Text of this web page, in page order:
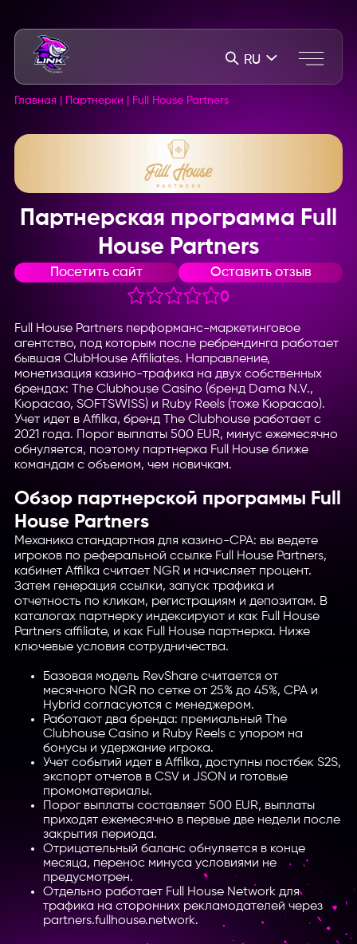
RU
Главная Партнерки Full House Partners
Партнерская программа Full
House Partners
Посетить сайт Оставить отзыв
0
Full House Partners перформанс-маркетинговое
агентство, под которым после ребрендинга работает
бывшая ClubHouse Affiliates. Направление,
монетизация казино-трафика на двух собственных
брендах: The Clubhouse Casino (бренд Dama N.V.,
Кюрасао, SOFTSWISS) и Ruby Reels (тоже Кюрасао).
Учет идет в Affilka, бренд The Clubhouse работает с
2021 года. Порог выплаты 500 EUR, минус ежемесячно
обнуляется, поэтому партнерка Full House ближе
командам с объемом, чем новичкам.
Обзор партнерской программы Full
House Partners
Механика стандартная для казино-CPA: вы ведете
игроков по реферальной ссылке Full House Partners,
кабинет Affilka считает NGR и начисляет процент.
Затем генерация ссылки, запуск трафика и
отчетность по кликам, регистрациям и депозитам. В
каталогах партнерку индексируют и как Full House
Partners affiliate, и как Full House партнерка. Ниже
ключевые условия сотрудничества.
Базовая модель RevShare считается от
месячного NGR по сетке от 25% до 45%, CPA и
Hybrid согласуются с менеджером.
Работают два бренда: премиальный The
Clubhouse Casino и Ruby Reels с упором на
бонусы и удержание игрока.
Учет событий идет в Affilka, доступны постбек S2S,
экспорт отчетов в CSV и JSON и готовые
промоматериалы.
Порог выплаты составляет 500 EUR, выплаты
приходят ежемесячно в первые две недели после
закрытия периода.
Отрицательный баланс обнуляется в конце
месяца, перенос минуса условиями не
предусмотрен.
Отдельно работает Full House Network для
трафика на сторонних рекламодателей через
partners.fullhouse.network.